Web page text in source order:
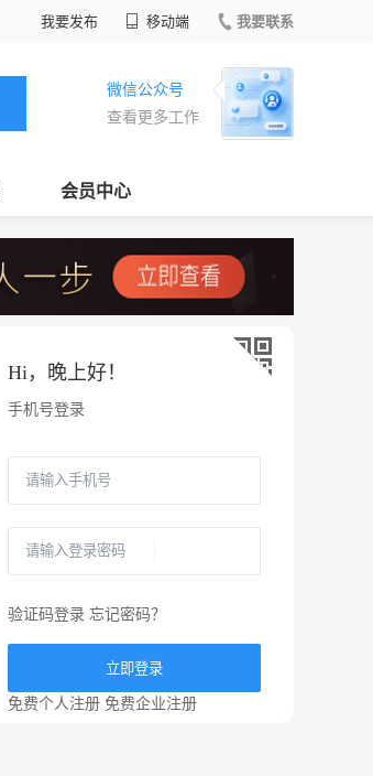
我要发布 移动端 我要联系
微信公众号
查看更多工作
会员中心
Hi， 晚上好！
手机号登录
验证码登录 忘记密码？
立即登录
免费个人注册 免费企业注册